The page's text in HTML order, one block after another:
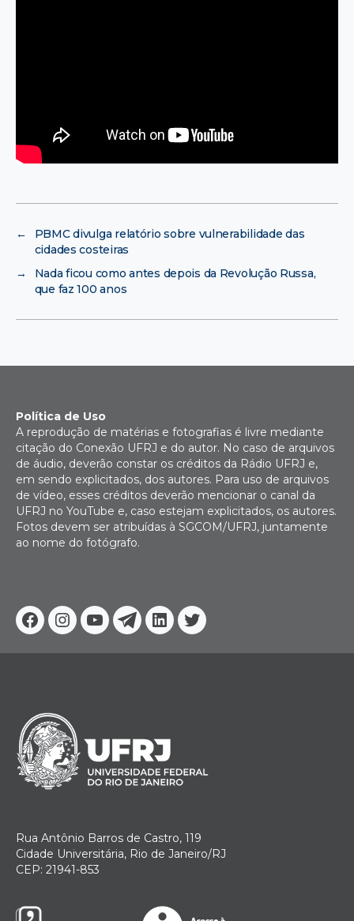
←
PBMC divulga relatório sobre vulnerabilidade das
cidades costeiras
→
Nada ficou como antes depois da Revolução Russa,
que faz 100 anos
Facebook
Instagram
YoutubeTelegram
Linkedin
Twitter
Política de Uso
A reprodução de matérias e fotografias é livre mediante
citação do Conexão UFRJ e do autor. No caso de arquivos
de áudio, deverão constar os créditos da Rádio UFRJ e,
em sendo explicitados, dos autores. Para uso de arquivos
de vídeo, esses créditos deverão mencionar o canal da
UFRJ no YouTube e, caso estejam explicitados, os autores.
Fotos devem ser atribuídas à SGCOM/UFRJ, juntamente
ao nome do fotógrafo.
Rua Antônio Barros de Castro, 119
Cidade Universitária, Rio de Janeiro/RJ
CEP: 21941-853